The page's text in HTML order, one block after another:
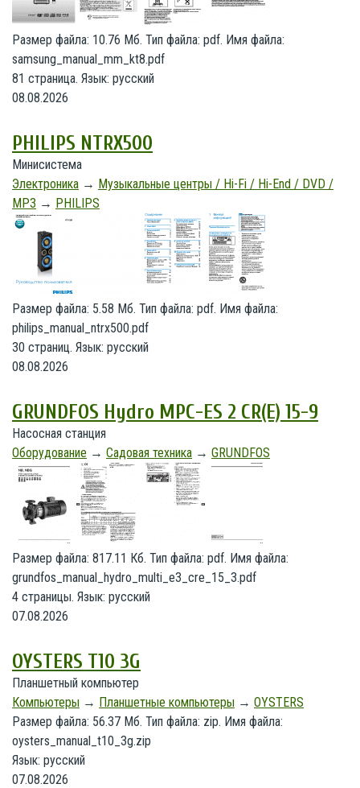
Размер файла: 10.76 Мб. Тип файла: pdf. Имя файла:
samsung_manual_mm_kt8.pdf
81 страница. Язык: русский
08.08.2026
PHILIPS NTRX500
Минисистема
Электроника → Музыкальные центры / Hi-Fi / Hi-End / DVD /
MP3 → PHILIPS
Размер файла: 5.58 Мб. Тип файла: pdf. Имя файла:
philips_manual_ntrx500.pdf
30 страниц. Язык: русский
08.08.2026
GRUNDFOS Hydro MPC-ES 2 CR(E) 15-9
Насосная станция
Оборудование → Садовая техника → GRUNDFOS
Размер файла: 817.11 Кб. Тип файла: pdf. Имя файла:
grundfos_manual_hydro_multi_e3_cre_15_3.pdf
4 страницы. Язык: русский
07.08.2026
OYSTERS T10 3G
Планшетный компьютер
Компьютеры → Планшетные компьютеры → OYSTERS
Размер файла: 56.37 Мб. Тип файла: zip. Имя файла:
oysters_manual_t10_3g.zip
Язык: русский
07.08.2026